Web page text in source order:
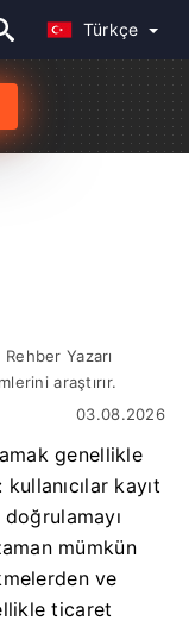
Türkçe
Yazarı
araştırır.
03.08.2026
genellikle
kayıt
mümkün
ve
ticaret